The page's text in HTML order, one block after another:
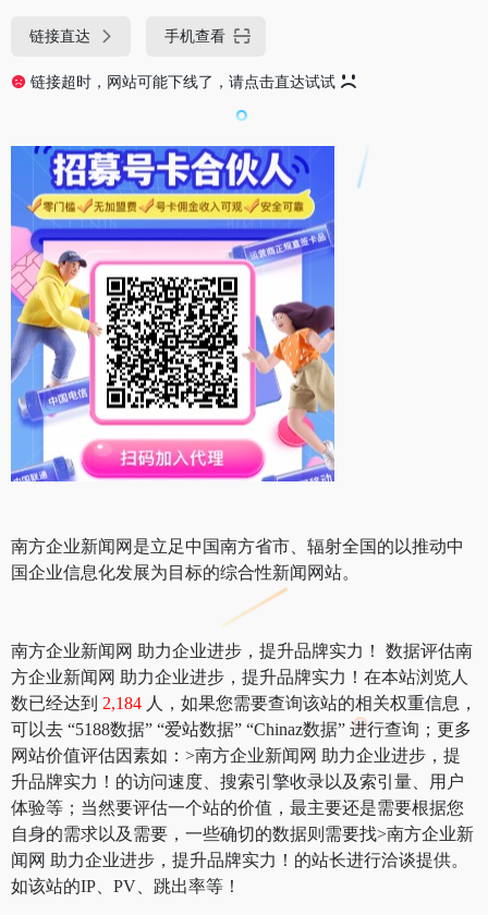
链接直达 手机查看
链接超时，网站可能下线了，请点击直达试试
南方企业新闻网是立足中国南方省市、辐射全国的以推动中
国企业信息化发展为目标的综合性新闻网站。
南方企业新闻网 助力企业进步，提升品牌实力！ 数据评估南
方企业新闻网 助力企业进步，提升品牌实力！在本站浏览人
数已经达到 2,184 人，如果您需要查询该站的相关权重信息，
可以去 “5188数据” “爱站数据” “Chinaz数据” 进行查询；更多
网站价值评估因素如：>南方企业新闻网 助力企业进步，提
升品牌实力！的访问速度、搜索引擎收录以及索引量、用户
体验等；当然要评估一个站的价值，最主要还是需要根据您
自身的需求以及需要，一些确切的数据则需要找>南方企业新
闻网 助力企业进步，提升品牌实力！的站长进行洽谈提供。
如该站的IP、PV、跳出率等！